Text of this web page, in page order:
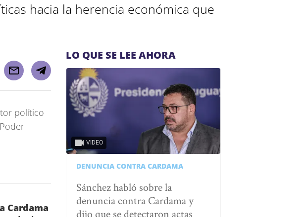
hacia la herencia económica que
político
Cardama
LO QUE SE LEE AHORA
VIDEO
DENUNCIA CONTRA CARDAMA
Sánchez habló sobre la
denuncia contra Cardama y
dijo que se detectaron actas